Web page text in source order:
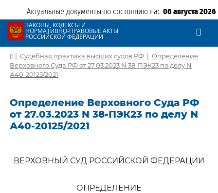
Актуальные документы по состоянию на: 06 августа 2026
ЗАКОНЫ, КОДЕКСЫ И
НОРМАТИВНО-ПРАВОВЫЕ АКТЫ
РОССИЙСКОЙ ФЕДЕРАЦИИ
| Судебная практика высших судов РФ | Определение
Верховного Суда РФ от 27.03.2023 N 38-ПЭК23 по делу N
А40-20125/2021
Определение Верховного Суда РФ
от 27.03.2023 N 38-ПЭК23 по делу N
А40-20125/2021
ВЕРХОВНЫЙ СУД РОССИЙСКОЙ ФЕДЕРАЦИИ
ОПРЕДЕЛЕНИЕ